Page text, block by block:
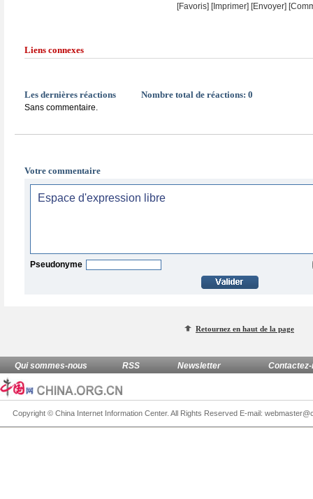
[Favoris] [Imprimer] [Envoyer]
Liens connexes
Les dernières réactions Nombre total de réactions: 0
Sans commentaire.
Votre commentaire
Pseudonyme
Retournez en haut de la page